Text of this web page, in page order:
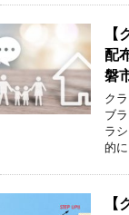
【
配
磐
ク
ブ
ラ
的
【